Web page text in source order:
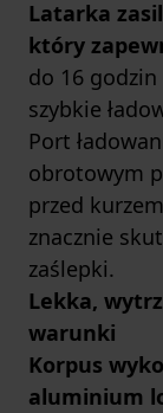
Latarka
który
do 16
szybkie
Port
obrotowym
przed
znacznie
zaślepki.
Lekka,
warunki
Korpus
aluminium